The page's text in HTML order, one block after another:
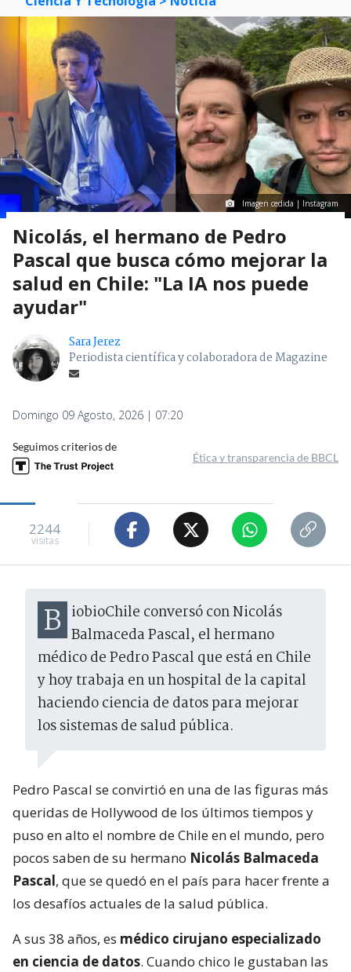
Imagen cedida | Instagram
Nicolás, el hermano de Pedro
Pascal que busca cómo mejorar la
salud en Chile: "La IA nos puede
ayudar"
Sara Jerez
Periodista científica y colaboradora de Magazine
Domingo 09 Agosto, 2026 | 07:20
Seguimos criterios de
Ética y transparencia de BBCL
2244
visitas
BiobioChile conversó con Nicolás Balmaceda Pascal, el hermano
médico de Pedro Pascal que está en Chile
y hoy trabaja en un hospital de la capital
haciendo ciencia de datos para mejorar
los sistemas de salud pública.
Pedro Pascal se convirtió en una de las figuras más
queridas de Hollywood de los últimos tiempos y
puso en alto el nombre de Chile en el mundo, pero
pocos saben de su hermano Nicolás Balmaceda
Pascal, que se quedó en el país para hacer frente a
los desafíos actuales de la salud pública.
A sus 38 años, es médico cirujano especializado
en ciencia de datos. Cuando chico le gustaban las